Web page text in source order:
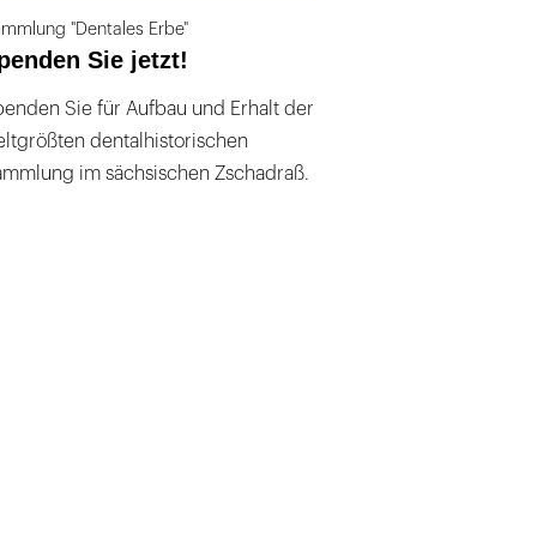
"Dentales Erbe"
Sie jetzt!
Sie für Aufbau und Erhalt der
dentalhistorischen
im sächsischen Zschadraß.